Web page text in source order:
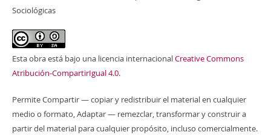
Sociológicas
Esta obra está bajo una licencia internacionalCreative Commons
Atribución-CompartirIgual 4.0.
Permite Compartir — copiar y redistribuir el material en cualquier
medio o formato, Adaptar — remezclar, transformar y construir a
partir del material para cualquier propósito, incluso comercialmente.